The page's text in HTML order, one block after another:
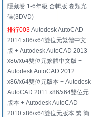
隱藏卷 1-6年級 合輯版 卷類光
碟(3DVD)
排行003 Autodesk AutoCAD
2014 x86/x64雙位元繁體中文
版 + Autodesk AutoCAD 2013
x86/x64雙位元繁體中文版 +
Autodesk AutoCAD 2012
x86/x64雙位元版本 + Autodesk
AutoCAD 2011 x86/x64雙位元
版本 + Autodesk AutoCAD
2010 x86/x64雙位元版本 繁.簡.